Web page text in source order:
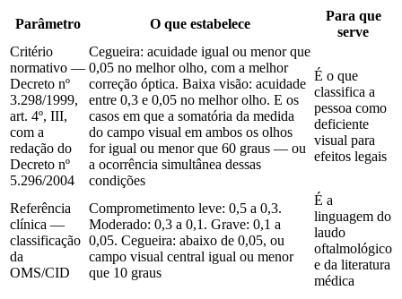
Parâmetro O que estabelece
Para que
serve
Critério
normativo —
Decreto nº
3.298/1999,
art. 4º, III,
com a
redação do
Decreto nº
5.296/2004
Cegueira: acuidade igual ou menor que
0,05 no melhor olho, com a melhor
correção óptica. Baixa visão: acuidade
entre 0,3 e 0,05 no melhor olho. E os
casos em que a somatória da medida
do campo visual em ambos os olhos
for igual ou menor que 60 graus — ou
a ocorrência simultânea dessas
condições
É o que
classifica a
pessoa como
deficiente
visual para
efeitos legais
Referência
clínica —
classificação
da
OMS/CID
Comprometimento leve: 0,5 a 0,3.
Moderado: 0,3 a 0,1. Grave: 0,1 a
0,05. Cegueira: abaixo de 0,05, ou
campo visual central igual ou menor
que 10 graus
É a
linguagem do
laudo
oftalmológico
e da literatura
médica